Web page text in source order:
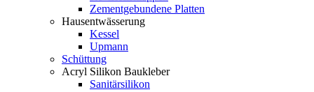
Zementgebundene Platten
Hausentwässerung
Kessel
Upmann
Schüttung
Acryl Silikon Baukleber
Sanitärsilikon